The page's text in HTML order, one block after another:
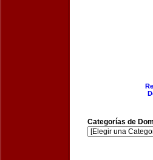
Categorías de